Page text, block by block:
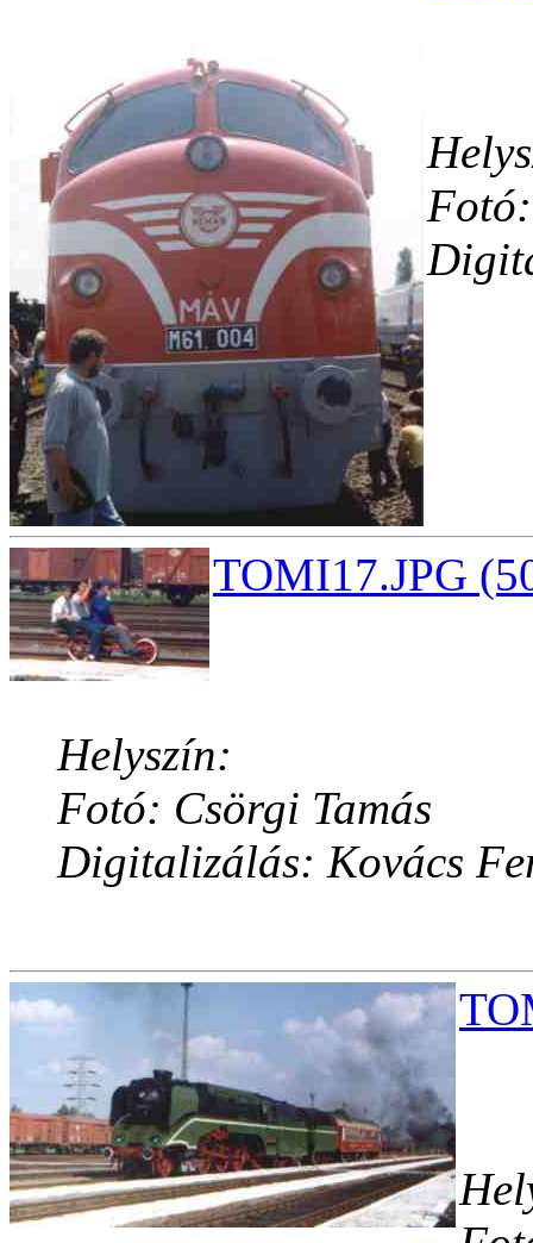
TOMI17.JPG
Helyszín:
Fotó: Csörgi Tamás
Digitalizálás: Kovács